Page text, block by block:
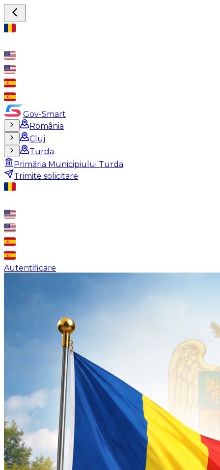
Gov-Smart
România
Cluj
Turda
Primăria Municipiului Turda
Trimite solicitare
Autentificare